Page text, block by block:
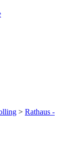
> Rathaus -